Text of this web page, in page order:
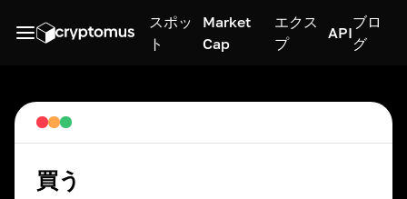
スポッ
ト
Market
Cap
エクス
プ
API
ブロ
グ
買う